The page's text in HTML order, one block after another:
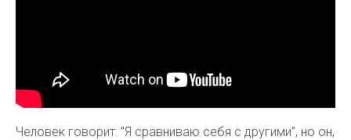
Человек говорит: "Я сравниваю себя с другими", но он,